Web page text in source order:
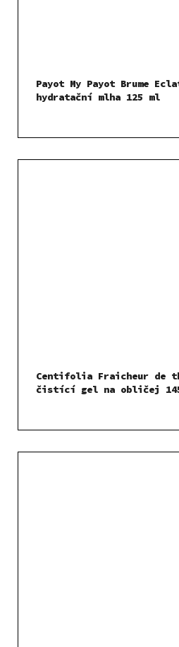
Payot My Payot Brume
hydratační mlha 125 ml
Centifolia Fraicheur de
čistící gel na obličej